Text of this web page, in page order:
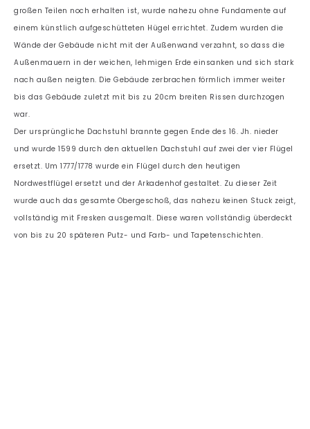
großen Teilen noch erhalten ist, wurde nahezu ohne Fundamente auf
einem künstlich aufgeschütteten Hügel errichtet. Zudem wurden die
Wände der Gebäude nicht mit der Außenwand verzahnt, so dass die
Außenmauern in der weichen, lehmigen Erde einsanken und sich stark
nach außen neigten. Die Gebäude zerbrachen förmlich immer weiter
bis das Gebäude zuletzt mit bis zu 20cm breiten Rissen durchzogen
war.
Der ursprüngliche Dachstuhl brannte gegen Ende des 16. Jh. nieder
und wurde 1599 durch den aktuellen Dachstuhl auf zwei der vier Flügel
ersetzt. Um 1777/1778 wurde ein Flügel durch den heutigen
Nordwestflügel ersetzt und der Arkadenhof gestaltet. Zu dieser Zeit
wurde auch das gesamte Obergeschoß, das nahezu keinen Stuck zeigt,
vollständig mit Fresken ausgemalt. Diese waren vollständig überdeckt
von bis zu 20 späteren Putz- und Farb- und Tapetenschichten.